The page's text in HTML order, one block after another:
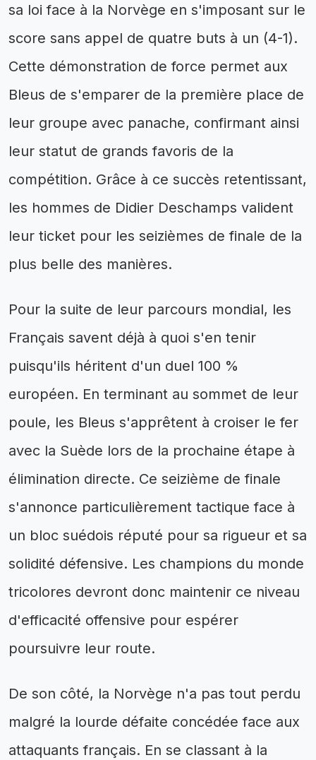
sa loi face à la Norvège en s'imposant sur le
score sans appel de quatre buts à un (4-1).
Cette démonstration de force permet aux
Bleus de s'emparer de la première place de
leur groupe avec panache, confirmant ainsi
leur statut de grands favoris de la
compétition. Grâce à ce succès retentissant,
les hommes de Didier Deschamps valident
leur ticket pour les seizièmes de finale de la
plus belle des manières.
Pour la suite de leur parcours mondial, les
Français savent déjà à quoi s'en tenir
puisqu'ils héritent d'un duel 100 %
européen. En terminant au sommet de leur
poule, les Bleus s'apprêtent à croiser le fer
avec la Suède lors de la prochaine étape à
élimination directe. Ce seizième de finale
s'annonce particulièrement tactique face à
un bloc suédois réputé pour sa rigueur et sa
solidité défensive. Les champions du monde
tricolores devront donc maintenir ce niveau
d'efficacité offensive pour espérer
poursuivre leur route.
De son côté, la Norvège n'a pas tout perdu
malgré la lourde défaite concédée face aux
attaquants français. En se classant à la